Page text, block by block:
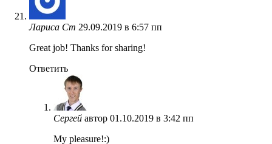
Лариса Ст 29.09.2019 в 6:57 пп
Great job! Thanks for sharing!
Ответить
Сергей автор 01.10.2019 в 3:42 пп
My pleasure!:)